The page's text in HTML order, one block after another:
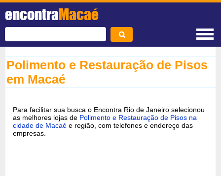
encontraMacaé
Polimento e Restauração de Pisos
em Macaé
Para facilitar sua busca o Encontra Rio de Janeiro selecionou
as melhores lojas de Polimento e Restauração de Pisos na
cidade de Macaé e região, com telefones e endereço das
empresas.